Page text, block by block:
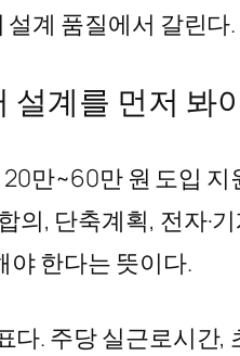
계 품질에서 갈린다.
설계를 먼저 봐
만~60만 원 도입
, 단축계획, 전자·
야 한다는 뜻이다.
. 주당 실근로시간